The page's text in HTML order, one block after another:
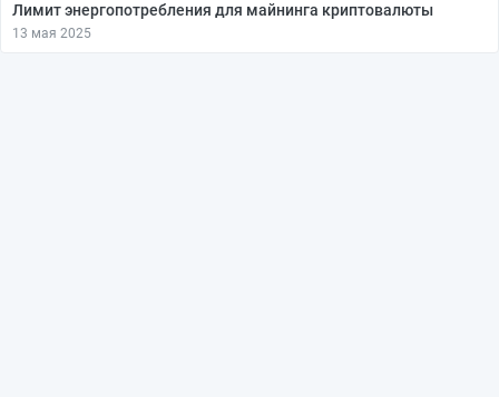
Лимит энергопотребления для майнинга криптовалюты
13 мая 2025